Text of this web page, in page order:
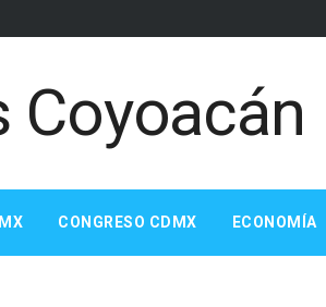
CONGRESO CDMX ECONOMÍA